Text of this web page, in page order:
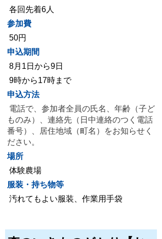
各回先着6人
参加費
50円
申込期間
8月1日から9日
9時から17時まで
申込方法
電話で、 参加者全員の氏名、年齢（子ど
ものみ）、連絡先（日中連絡のつく電話
番号）、居住地域（町名）をお知らせく
ださい。
場所
体験農場
服装・持ち物等
汚れてもよい服装、作業用手袋